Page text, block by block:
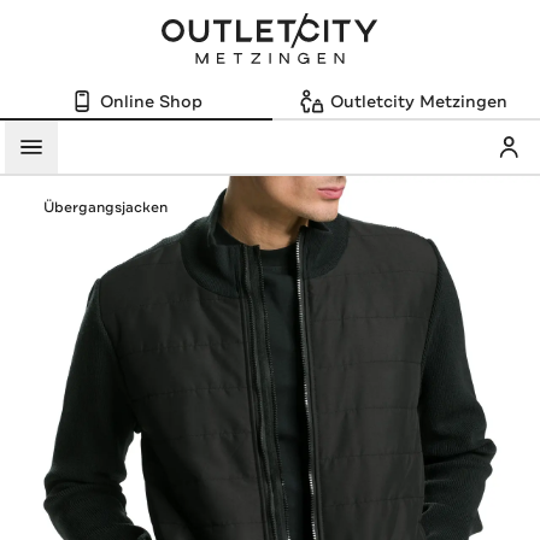
Online Shop Outletcity Metzingen
Menü
Übergangsjacken